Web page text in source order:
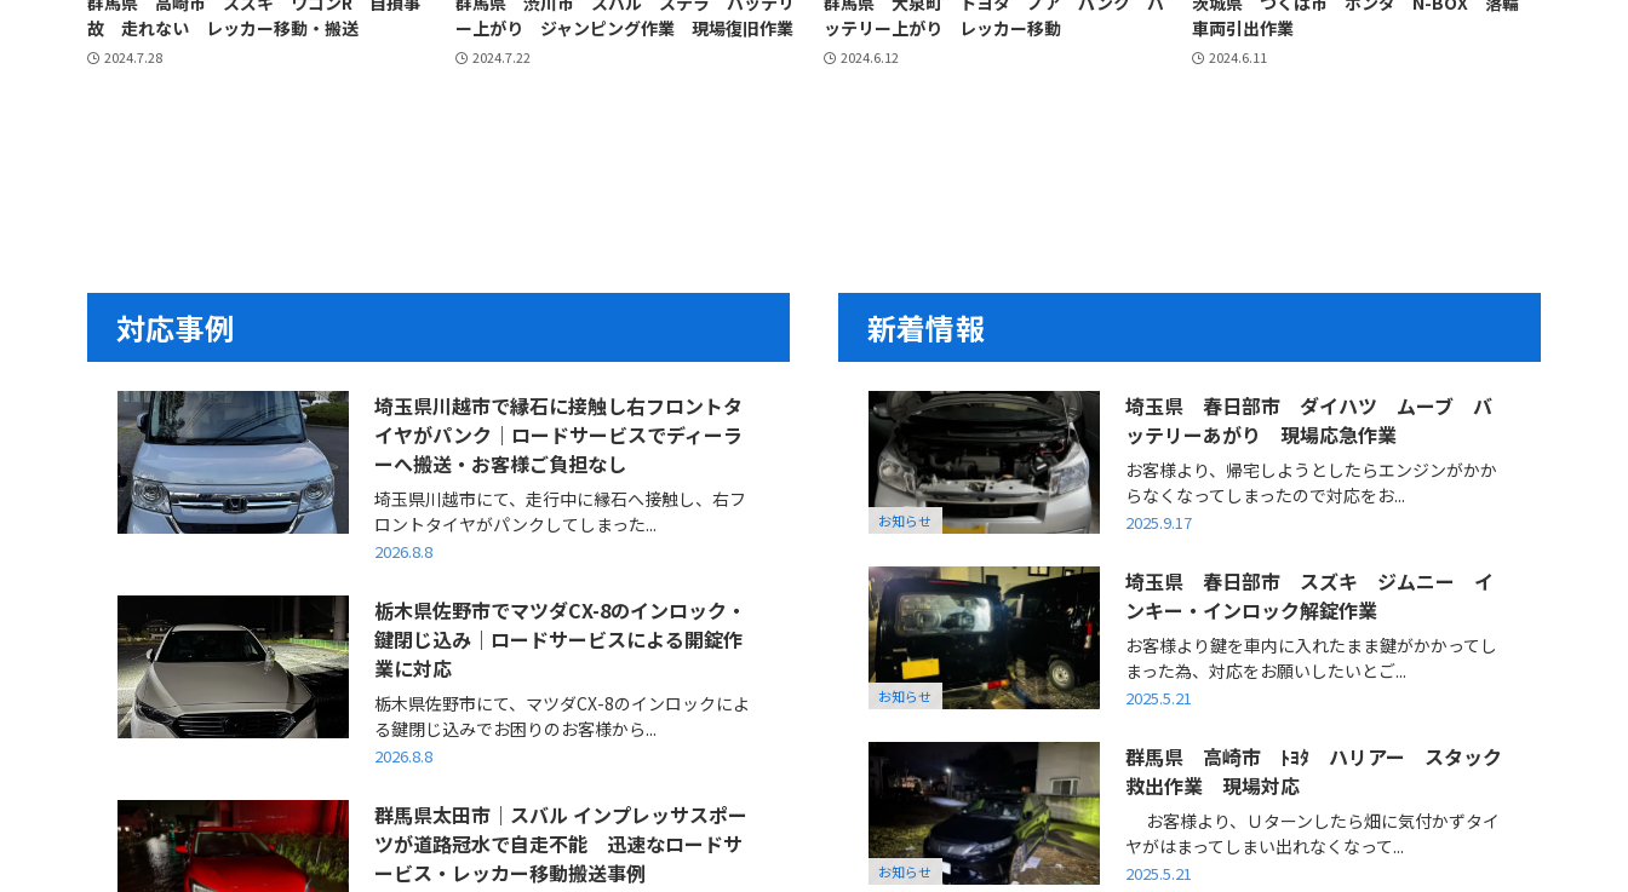
故 走れない レッカー移動・搬送
2024.7.28
ー上がり ジャンピング作業 現場復旧作業
2024.7.22
ッテリー上がり レッカー移動
2024.6.12
車両引出作業
2024.6.11
対応事例
埼玉県川越市で縁石に接触し右フロントタ
イヤがパンク｜ロードサービスでディーラ
ーへ搬送・お客様ご負担なし
埼玉県川越市にて、走行中に縁石へ接触し、右フ
ロントタイヤがパンクしてしまった...
2026.8.8
栃木県佐野市でマツダCX-8のインロック・
鍵閉じ込み｜ロードサービスによる開錠作
業に対応
栃木県佐野市にて、マツダCX-8のインロックによ
る鍵閉じ込みでお困りのお客様から...
2026.8.8
群馬県太田市｜スバル インプレッサスポー
ツが道路冠水で自走不能 迅速なロードサ
ービス・レッカー移動搬送事例
新着情報
お知らせ
埼玉県 春日部市 ダイハツ ムーブ バ
ッテリーあがり 現場応急作業
お客様より、帰宅しようとしたらエンジンがかか
らなくなってしまったので対応をお...
2025.9.17
お知らせ
埼玉県 春日部市 スズキ ジムニー イ
ンキー・インロック解錠作業
お客様より鍵を車内に入れたまま鍵がかかってし
まった為、対応をお願いしたいとご...
2025.5.21
お知らせ
群馬県 高崎市 ﾄﾖﾀ ハリアー スタック
救出作業 現場対応
お客様より、Ｕターンしたら畑に気付かずタイ
ヤがはまってしまい出れなくなって...
2025.5.21